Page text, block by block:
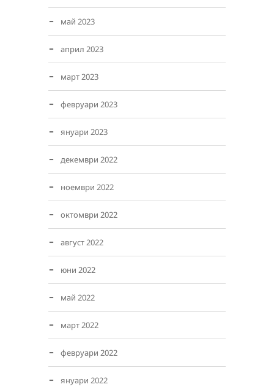
май 2023
април 2023
март 2023
февруари 2023
януари 2023
декември 2022
ноември 2022
октомври 2022
август 2022
юни 2022
май 2022
март 2022
февруари 2022
януари 2022